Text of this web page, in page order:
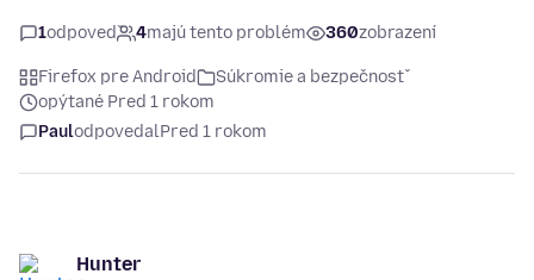
1odpoveď 4majú tento problém 360zobrazení
Firefox pre Android
Súkromie a bezpečnosť
opýtané Pred 1 rokom
PaulodpovedalPred 1 rokom
Hunter